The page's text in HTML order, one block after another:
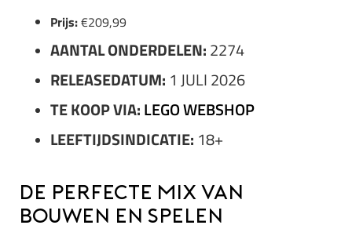
Prijs:€209,99
AANTAL ONDERDELEN:2274
RELEASEDATUM: 1 JULI 2026
TE KOOP VIA:LEGO WEBSHOP
LEEFTIJDSINDICATIE: 18+
De perfecte mix van
bouwen en spelen